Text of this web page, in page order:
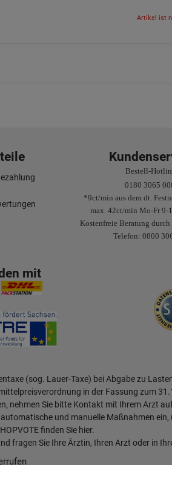
Artikel ist
Bestell-
0180 3065
*9ct/min aus dem dt.
max. 42ct/min Mo-Fr 9-
Kostenfreie Beratung durch
Telefon: 0800
mit
(sog. Lauer-Taxe) bei Abgabe zu
in der Fassung zum
nehmen Sie bitte Kontakt mit Ihrem Arzt
und manuelle Maßnahmen
finden Sie hier.
fragen Sie Ihre Ärztin, Ihren Arzt oder in